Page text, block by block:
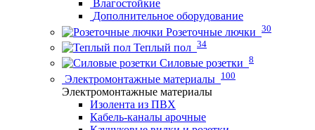
Влагостойкие
Дополнительное оборудование
Розеточные лючки 30
Теплый пол 34
Силовые розетки 8
Электромонтажные материалы 100
Электромонтажные материалы
Изолента из ПВХ
Кабель-каналы арочные